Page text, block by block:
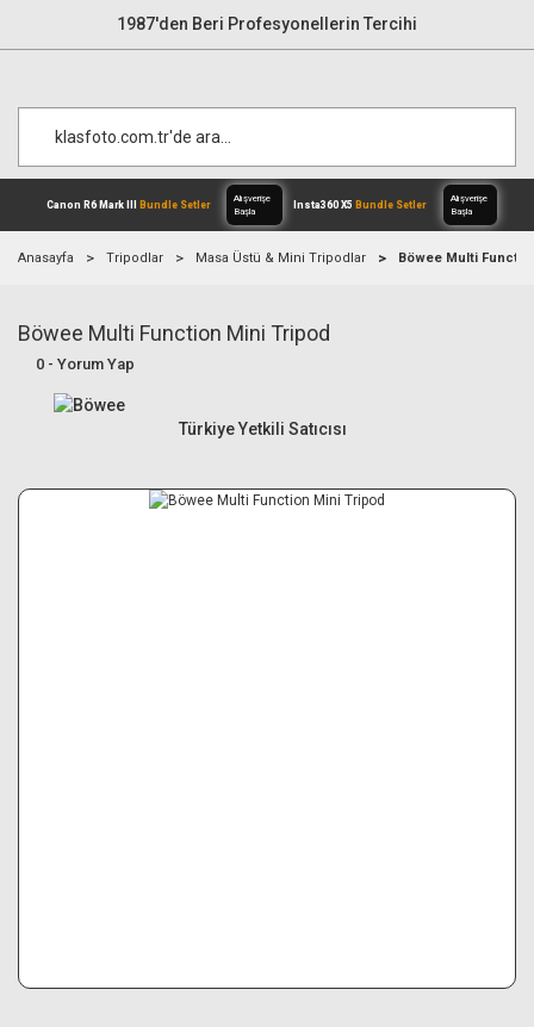
1987'den Beri Profesyonellerin Tercihi
Canon R6 Mark IIIBundle Setler
Anasayfa Tripodlar Masa Üstü & Mini Tripodlar Böwee Multi
Böwee Multi Function Mini Tripod
0 - Yorum Yap
Türkiye Yetkili Satıcısı